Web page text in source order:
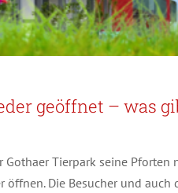
geöffnet – was
Tierpark seine Pforten
Die Besucher und auch